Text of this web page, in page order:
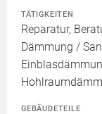
TÄTIGKEITEN
Reparatur,
Dämmung /
GEBÄUDETEILE